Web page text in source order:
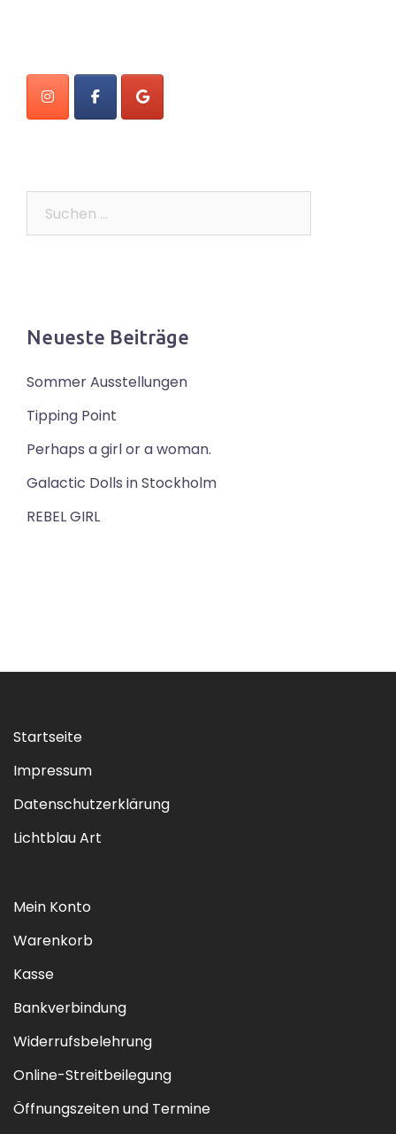
Neueste Beiträge
Sommer Ausstellungen
Tipping Point
Perhaps a girl or a woman.
Galactic Dolls in Stockholm
REBEL GIRL
Startseite
Impressum
Datenschutzerklärung
Lichtblau Art
Mein Konto
Warenkorb
Kasse
Bankverbindung
Widerrufsbelehrung
Online-Streitbeilegung
Öffnungszeiten und Termine